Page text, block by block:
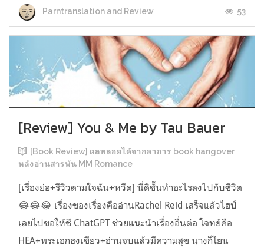
Parntranslation and Review 53
[Review] You & Me by Tau Bauer
[Book Review] ผลพลอยได้จากอาการ book hangover
หลังอ่านสารพัน MM Romance
[เรื่องย่อ+รีวิวตามใจฉัน+หวีด] นี่ดิชั้นทำอะไรลงไปกับชีวิต
😂😂😂 เรื่องของเรื่องคืออ่านRachel Reid เสร็จแล้วไฮป์
เลยไปขอให้ชี ChatGPT ช่วยแนะนำเรื่องอื่นต่อ โจทย์คือ
HEA+พระเอกธงเขียว+อ่านจบแล้วมีความสุข นางก็โยน